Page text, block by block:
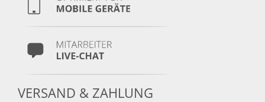
VERSAND & ZAHLUNG